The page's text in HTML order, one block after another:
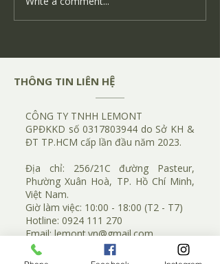
​THÔNG TIN LIÊN HỆ
CÔNG TY TNHH LEMONT
​GPĐKKD số 0317803944do Sở KH &
ĐT TP.HCM cấp lần đầu năm 2023.
​Địa chỉ: 256/21C đường Pasteur,
Phường Xuân Hoà, TP. Hồ Chí Minh,
Việt Nam.
Giờ làm việc: 10:00 - 18:00 (T2 - T7)
Hotline: 0924 111 270
​Email:lemont.vn@gmail.com